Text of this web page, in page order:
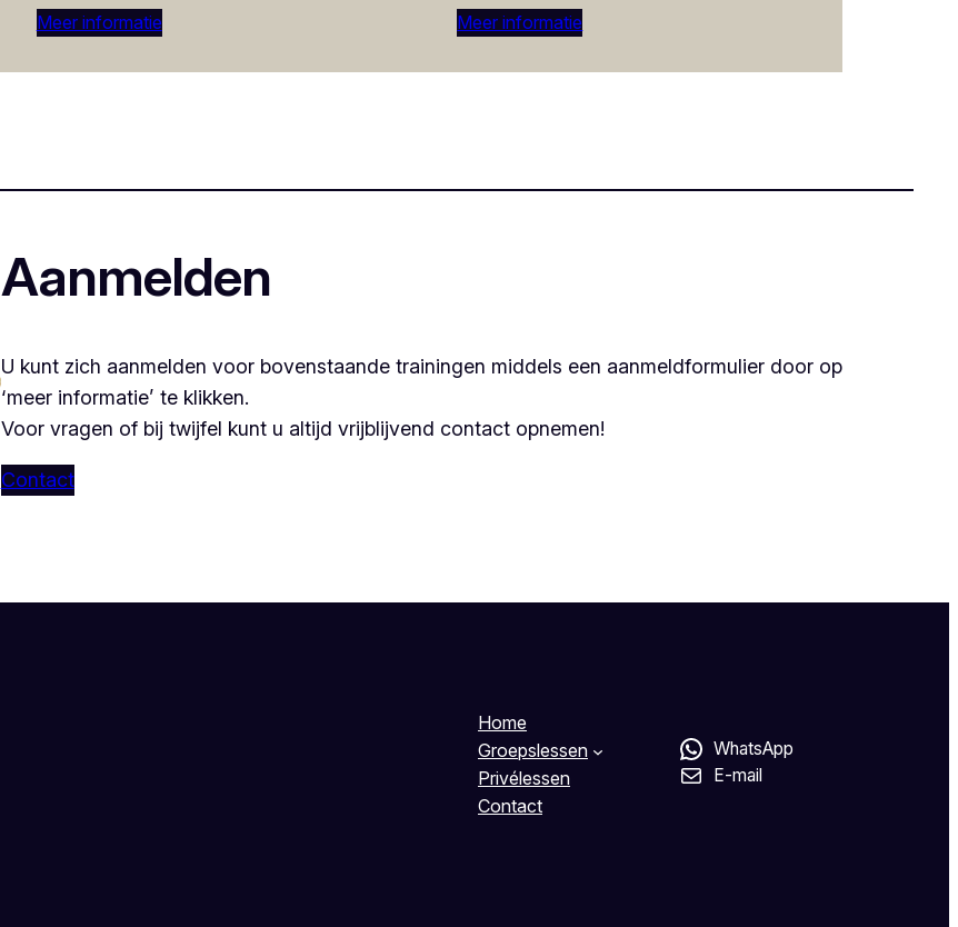
Meer informatie Meer informatie
Aanmelden
U kunt zich aanmelden voor bovenstaande trainingen middels een aanmeldformulier door op
‘meer informatie’ te klikken.
Voor vragen of bij twijfel kunt u altijd vrijblijvend contact opnemen!
Contact
Home
Groepslessen
Privélessen
Contact
WhatsApp
E-mail